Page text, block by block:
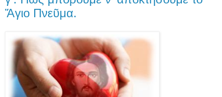
Ἅγιο Πνεῦμα.